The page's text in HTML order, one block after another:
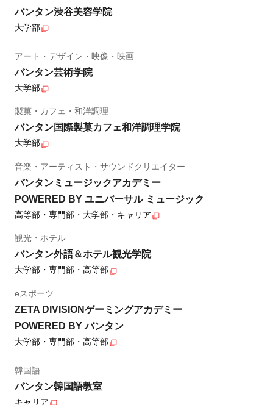
バンタン渋谷美容学院
大学部
アート・デザイン・映像・映画
バンタン芸術学院
大学部
製菓・カフェ・和洋調理
バンタン国際製菓カフェ和洋調理学院
大学部
音楽・アーティスト・サウンドクリエイター
バンタンミュージックアカデミー
POWERED BY ユニバーサル ミュージック
高等部・専門部・大学部・キャリア
観光・ホテル
バンタン外語＆ホテル観光学院
大学部・専門部・高等部
eスポーツ
ZETA DIVISIONゲーミングアカデミー
POWERED BY バンタン
大学部・専門部・高等部
韓国語
バンタン韓国語教室
キャリア